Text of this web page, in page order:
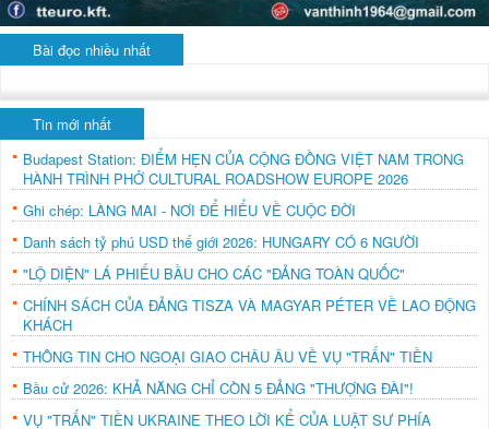
Bài đọc nhiều nhất
Tin mới nhất
Budapest Station: ĐIỂM HẸN CỦA CỘNG ĐỒNG VIỆT NAM TRONG
HÀNH TRÌNH PHỞ CULTURAL ROADSHOW EUROPE 2026
Ghi chép: LÀNG MAI - NƠI ĐỂ HIỂU VỀ CUỘC ĐỜI
Danh sách tỷ phú USD thế giới 2026: HUNGARY CÓ 6 NGƯỜI
"LỘ DIỆN" LÁ PHIẾU BẦU CHO CÁC "ĐẢNG TOÀN QUỐC"
CHÍNH SÁCH CỦA ĐẢNG TISZA VÀ MAGYAR PÉTER VỀ LAO ĐỘNG
KHÁCH
THÔNG TIN CHO NGOẠI GIAO CHÂU ÂU VỀ VỤ "TRẤN" TIỀN
Bầu cử 2026: KHẢ NĂNG CHỈ CÒN 5 ĐẢNG "THƯỢNG ĐÀI"!
VỤ "TRẤN" TIỀN UKRAINE THEO LỜI KỂ CỦA LUẬT SƯ PHÍA